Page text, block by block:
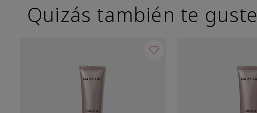
Quizás también te guste